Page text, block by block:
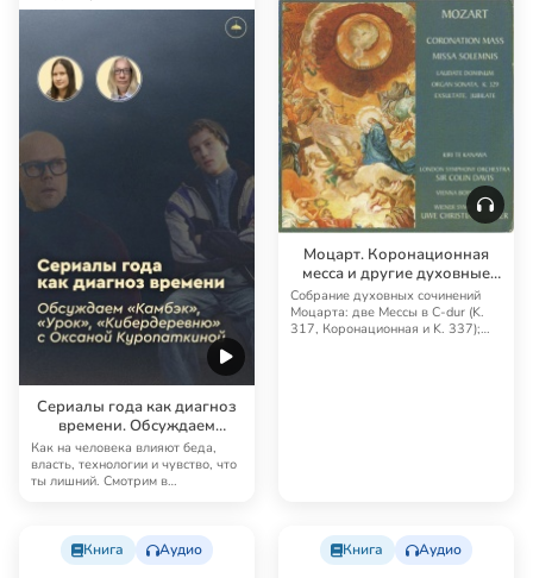
Сериалы года как диагноз
времени. Обсуждаем
«Камбэк», «Урок»,
«Кибердеревню» с Оксаной
Куропаткиной
Как на человека влияют беда,
власть, технологии и чувство, что
ты лишний. Смотрим в
Моцарт. Коронационная
месса и другие духовные
сочинения. Те Канава /
Харрер / Дейвис
Собрание духовных сочинений
Моцарта: две Мессы в C-dur (K.
317, Коронационная и K. 337);
Книга Аудио Книга Аудио